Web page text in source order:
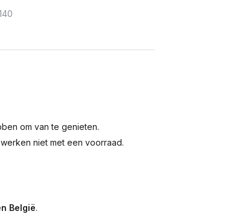
om van te genieten.
niet met een voorraad.
België.